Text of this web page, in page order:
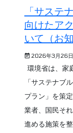
「サステ
向けたア
いて（お
2026年3月26日
環境省は、家
「サステナブ
プラン」を策
業者、国民そ
進める施策を